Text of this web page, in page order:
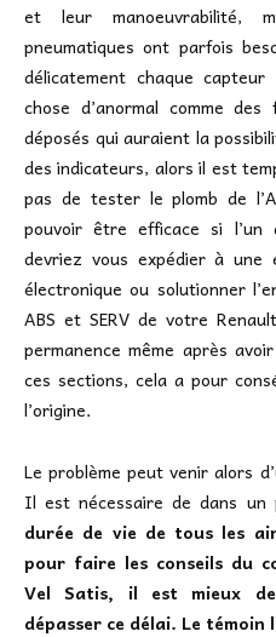
et leur manoeuvrabilité,
pneumatiques ont parfois
délicatement chaque
chose d’anormal comme
déposés qui auraient la
des indicateurs, alors il est
pas de tester le plomb de
pouvoir être efficace si l’un
devriez vous expédier à une
électronique ou solutionner
ABS et SERV de votre
permanence même après
ces sections, cela a pour
l’origine.
Le problème peut venir alors
Il est nécessaire de dans un
durée de vie de tous les
pour faire les conseils du
Vel Satis, il est mieux
dépasser ce délai. Le